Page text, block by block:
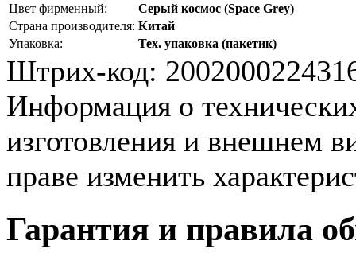
Цвет фирменный:
Серый космос (Space Grey)
Страна производителя: Китай
Упаковка:
Тех. упаковка (пакетик)
Штрих-код:
Информация о
изготовления и внешнем
праве изменить
Гарантия и правила